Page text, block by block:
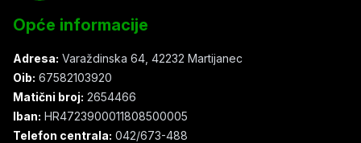
Opće informacije
Adresa: Varaždinska 64, 42232 Martijanec
Oib: 67582103920
Matični broj: 2654466
Iban: HR4723900011808500005
Telefon centrala: 042/673-488